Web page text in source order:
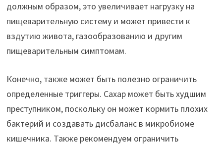
должным образом, это увеличивает нагрузку на
пищеварительную систему и может привести к
вздутию живота, газообразованию и другим
пищеварительным симптомам.
Конечно, также может быть полезно ограничить
определенные триггеры. Сахар может быть худшим
преступником, поскольку он может кормить плохих
бактерий и создавать дисбаланс в микробиоме
кишечника. Также рекомендуем ограничить